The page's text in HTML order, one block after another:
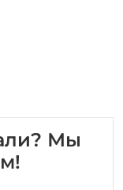
Мы